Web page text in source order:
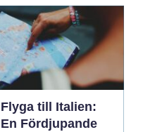
Flyga till Italien:
En Fördjupande